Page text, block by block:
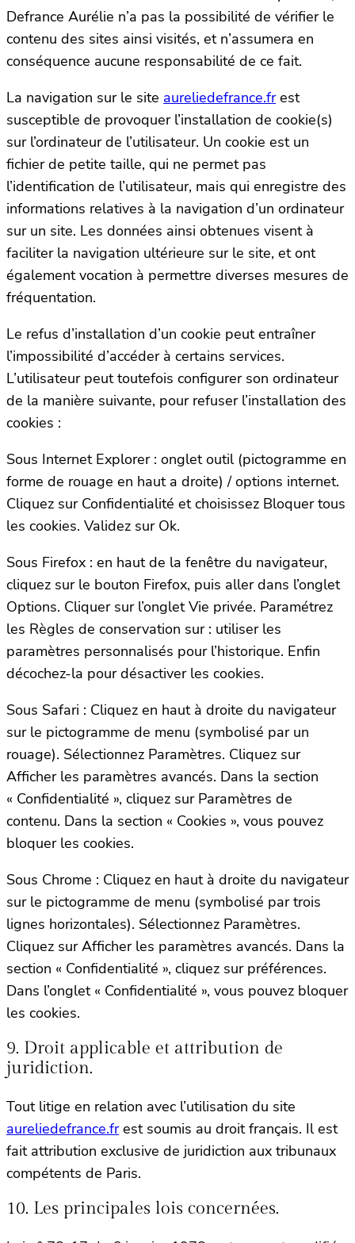
Defrance Aurélie n’a pas la possibilité de vérifier le
contenu des sites ainsi visités, et n’assumera en
conséquence aucune responsabilité de ce fait.
La navigation sur le site aureliedefrance.frest
susceptible de provoquer l’installation de cookie(s)
sur l’ordinateur de l’utilisateur. Un cookie est un
fichier de petite taille, qui ne permet pas
l’identification de l’utilisateur, mais qui enregistre des
informations relatives à la navigation d’un ordinateur
sur un site. Les données ainsi obtenues visent à
faciliter la navigation ultérieure sur le site, et ont
également vocation à permettre diverses mesures de
fréquentation.
Le refus d’installation d’un cookie peut entraîner
l’impossibilité d’accéder à certains services.
L’utilisateur peut toutefois configurer son ordinateur
de la manière suivante, pour refuser l’installation des
cookies :
Sous Internet Explorer : onglet outil (pictogramme en
forme de rouage en haut a droite) / options internet.
Cliquez sur Confidentialité et choisissez Bloquer tous
les cookies. Validez sur Ok.
Sous Firefox : en haut de la fenêtre du navigateur,
cliquez sur le bouton Firefox, puis aller dans l’onglet
Options. Cliquer sur l’onglet Vie privée. Paramétrez
les Règles de conservation sur : utiliser les
paramètres personnalisés pour l’historique. Enfin
décochez-la pour désactiver les cookies.
Sous Safari : Cliquez en haut à droite du navigateur
sur le pictogramme de menu (symbolisé par un
rouage). Sélectionnez Paramètres. Cliquez sur
Afficher les paramètres avancés. Dans la section
« Confidentialité », cliquez sur Paramètres de
contenu. Dans la section « Cookies », vous pouvez
bloquer les cookies.
Sous Chrome : Cliquez en haut à droite du navigateur
sur le pictogramme de menu (symbolisé par trois
lignes horizontales). Sélectionnez Paramètres.
Cliquez sur Afficher les paramètres avancés. Dans la
section « Confidentialité », cliquez sur préférences.
Dans l’onglet « Confidentialité », vous pouvez bloquer
les cookies.
9. Droit applicable et attribution de
juridiction.
Tout litige en relation avec l’utilisation du site
aureliedefrance.frest soumis au droit français. Il est
fait attribution exclusive de juridiction aux tribunaux
compétents de Paris.
10. Les principales lois concernées.